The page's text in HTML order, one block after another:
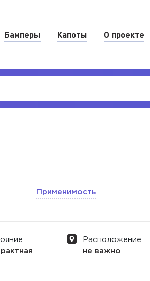
Бамперы Капоты О проекте
Применимость
Расположение
не важно